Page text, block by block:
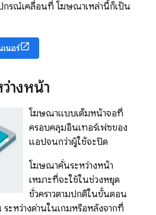
กรณ์เคลื่อนที่ โฆษณาเหล่านี้ก็เป็น
นอร์
างหน้า
โฆษณาแบบเต็มหน้าจอที่
ครอบคลุมอินเทอร์เฟซของ
แอปจนกว่าผู้ใช้จะปิด
โฆษณาคั่นระหว่างหน้า
เหมาะที่จะใช้ในช่วงหยุด
ชั่วคราวตามปกติในขั้นตอน
ะหว่างด่านในเกมหรือหลังจากที่